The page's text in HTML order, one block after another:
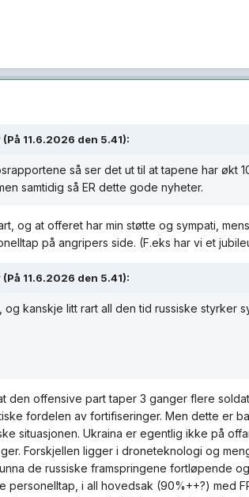
11.6.2026 den 5.41):
så ser det ut til at tapene har økt
samtidig så ER dette gode nyheter.
og at offeret har min støtte og sympati,
på angripers side. (F.eks har vi et
11.6.2026 den 5.41):
kanskje litt rart all den tid russiske styrker
den offensive part taper 3 ganger flere
fordelen av fortifiseringer. Men dette er
situasjonen. Ukraina er egentlig ikke på
Forskjellen ligger i droneteknologi og
de russiske framspringene fortløpende
personelltap, i all hovedsak (90%++?) med